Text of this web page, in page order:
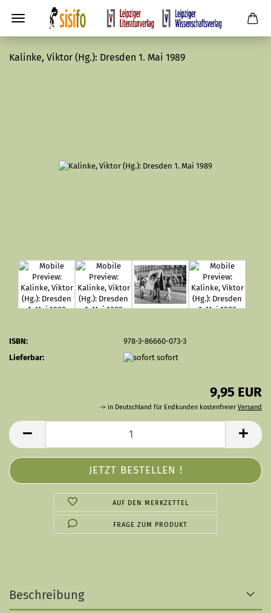
Kalinke, Viktor (Hg.): Dresden 1. Mai 1989
ISBN:
978-3-86660-073-3
Lieferbar:
sofort
9,95 EUR
-> in Deutschland für Endkunden kostenfreier Versand
AUF DEN MERKZETTEL
FRAGE ZUM PRODUKT
Beschreibung